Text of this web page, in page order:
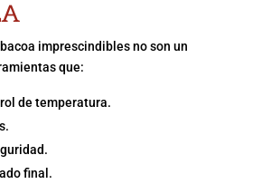
imprescindibles no son un
que:
de temperatura.
final.